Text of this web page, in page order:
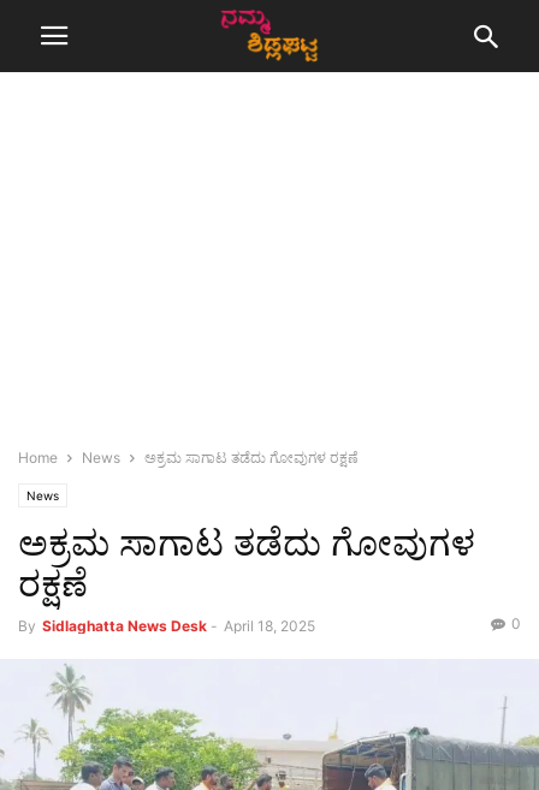
Home News ಅಕ್ರಮ ಸಾಗಾಟ ತಡೆದು ಗೋವುಗಳ ರಕ್ಷಣೆ
News
ಅಕ್ರಮ ಸಾಗಾಟ ತಡೆದು ಗೋವುಗಳ
ರಕ್ಷಣೆ
By Sidlaghatta News Desk - April 18, 2025 0